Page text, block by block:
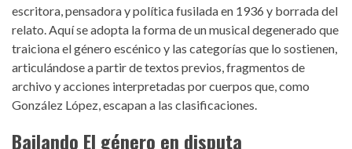
escritora, pensadora y política fusilada en 1936 y borrada del
relato. Aquí se adopta la forma de un musical degenerado que
traiciona el género escénico y las categorías que lo sostienen,
articulándose a partir de textos previos, fragmentos de
archivo y acciones interpretadas por cuerpos que, como
González López, escapan a las clasificaciones.
Bailando El género en disputa